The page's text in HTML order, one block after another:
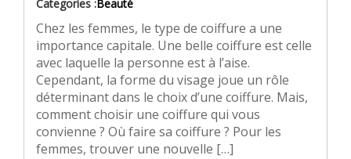
Categories :Beauté
Chez les femmes, le type de coiffure a une
importance capitale. Une belle coiffure est celle
avec laquelle la personne est à l’aise.
Cependant, la forme du visage joue un rôle
déterminant dans le choix d’une coiffure. Mais,
comment choisir une coiffure qui vous
convienne ? Où faire sa coiffure ? Pour les
femmes, trouver une nouvelle […]